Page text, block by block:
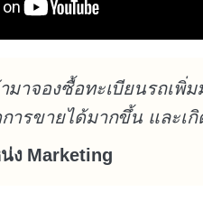
มาจองซื้อทะเบียนรถเพิ่
ารขายได้มากขึ้น และเ
ง Marketing